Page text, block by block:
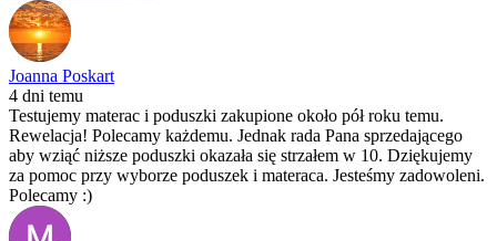
Joanna Poskart
4 dni temu
Testujemy materac i poduszki zakupione około pół roku temu.
Rewelacja! Polecamy każdemu. Jednak rada Pana sprzedającego
aby wziąć niższe poduszki okazała się strzałem w 10. Dziękujemy
za pomoc przy wyborze poduszek i materaca. Jesteśmy zadowoleni.
Polecamy :)